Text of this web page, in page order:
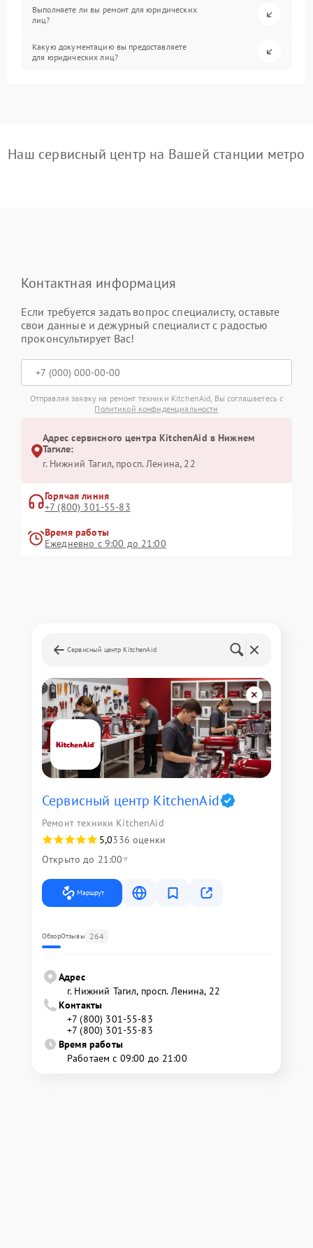
Выполняете ли вы ремонт для юридических
лиц?
Какую документацию вы предоставляете
для юридических лиц?
Наш сервисный центр на Вашей станции метро
Контактная информация
Если требуется задать вопрос специалисту, оставьте
свои данные и дежурный специалист с радостью
проконсультирует Вас!
Отправляя заявку на ремонт техники KitchenAid, Вы соглашаетесь с
Политикой конфиденциальности
Адрес сервисного центра KitchenAid в Нижнем
Тагиле:
г. Нижний Тагил, просп. Ленина, 22
Горячая линия
+7 (800) 301-55-83
Время работы
Ежедневно с 9:00 до 21:00
Сервисный центр KitchenAid
Сервисный центр KitchenAid
Ремонт техники KitchenAid
5,0336 оценки
Открыто до 21:00
Маршрут
ОбзорОтзывы 264
Адрес
г. Нижний Тагил, просп. Ленина, 22
Контакты
+7 (800) 301-55-83
+7 (800) 301-55-83
Время работы
Работаем с 09:00 до 21:00